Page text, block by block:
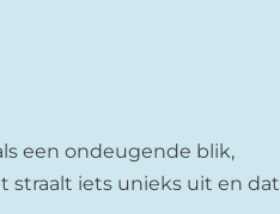
een ondeugende blik,
straalt iets unieks uit en dat